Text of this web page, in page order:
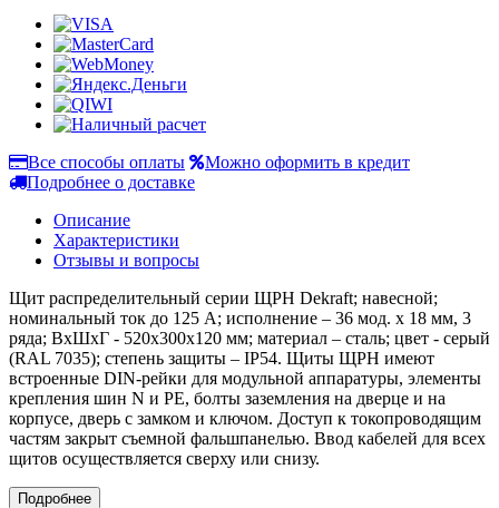
Все способы оплаты
Можно оформить в кредит
Подробнее о доставке
Описание
Характеристики
Отзывы и вопросы
Щит распределительный серии ЩРН Dekraft; навесной;
номинальный ток до 125 А; исполнение – 36 мод. х 18 мм, 3
ряда; ВхШхГ - 520х300х120 мм; материал – сталь; цвет - серый
(RAL 7035); степень защиты – IP54. Щиты ЩРН имеют
встроенные DIN-рейки для модульной аппаратуры, элементы
крепления шин N и PE, болты заземления на дверце и на
корпусе, дверь с замком и ключом. Доступ к токопроводящим
частям закрыт съемной фальшпанелью. Ввод кабелей для всех
щитов осуществляется сверху или снизу.
Подробнее